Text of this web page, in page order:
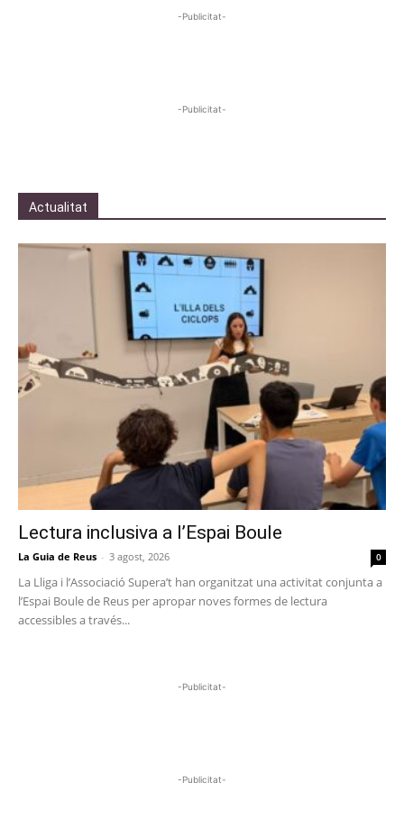
-Publicitat-
-Publicitat-
Actualitat
Lectura inclusiva a l’Espai Boule
La Guia de Reus - 3 agost, 2026 0
La Lliga i l’Associació Supera’t han organitzat una activitat conjunta a
l’Espai Boule de Reus per apropar noves formes de lectura
accessibles a través...
-Publicitat-
-Publicitat-